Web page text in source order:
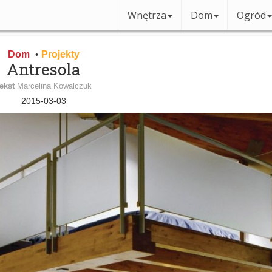
Wnętrza Dom Ogród
Dom • Projekty
Antresola
Marcelina Kowalczuk
2015-03-03